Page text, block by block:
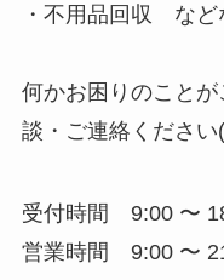
・不用品回収 など
何かお困りのこと
談・ご連絡ください
受付時間 9:00 〜
営業時間 9:00 〜